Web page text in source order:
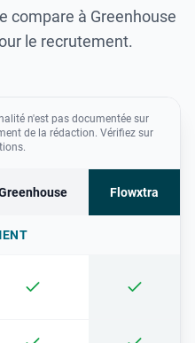
compare à Greenhouse
le recrutement.
n'est pas documentée sur
de la rédaction. Vérifiez sur
Flowxtra